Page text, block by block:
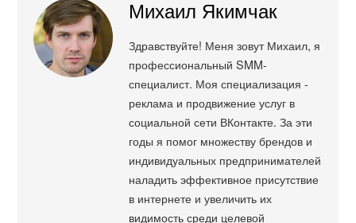
Михаил Якимчак
Здравствуйте! Меня зовут Михаил, я
профессиональный SMM-
специалист. Моя специализация -
реклама и продвижение услуг в
социальной сети ВКонтакте. За эти
годы я помог множеству брендов и
индивидуальных предпринимателей
наладить эффективное присутствие
в интернете и увеличить их
видимость среди целевой